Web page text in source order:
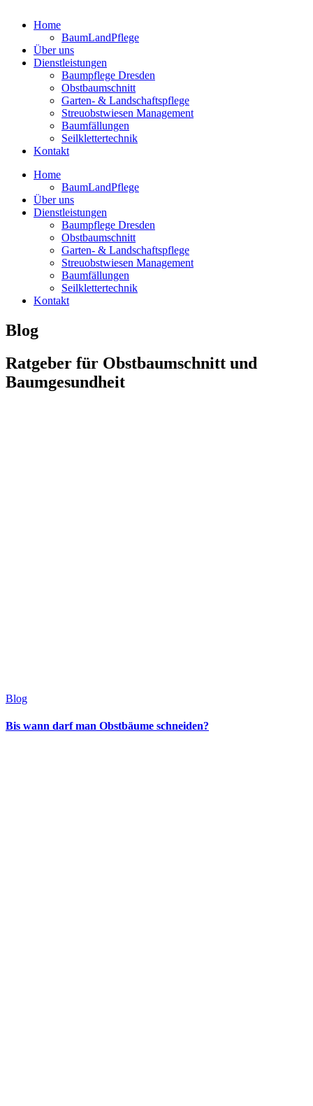
Home
BaumLandPflege
Über uns
Dienstleistungen
Baumpflege Dresden
Obstbaumschnitt
Garten- & Landschaftspflege
Streuobstwiesen Management
Baumfällungen
Seilklettertechnik
Kontakt
Home
BaumLandPflege
Über uns
Dienstleistungen
Baumpflege Dresden
Obstbaumschnitt
Garten- & Landschaftspflege
Streuobstwiesen Management
Baumfällungen
Seilklettertechnik
Kontakt
Blog
Ratgeber für Obstbaumschnitt und
Baumgesundheit
Blog
Bis wann darf man Obstbäume schneiden?